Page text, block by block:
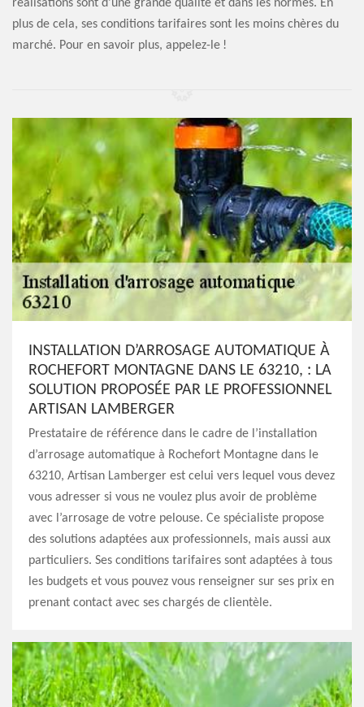
réalisations sont d’une grande qualité et dans les normes. En
plus de cela, ses conditions tarifaires sont les moins chères du
marché. Pour en savoir plus, appelez-le !
INSTALLATION D’ARROSAGE AUTOMATIQUE À
ROCHEFORT MONTAGNE DANS LE 63210, : LA
SOLUTION PROPOSÉE PAR LE PROFESSIONNEL
ARTISAN LAMBERGER
Prestataire de référence dans le cadre de l’installation
d’arrosage automatique à Rochefort Montagne dans le
63210, Artisan Lamberger est celui vers lequel vous devez
vous adresser si vous ne voulez plus avoir de problème
avec l’arrosage de votre pelouse. Ce spécialiste propose
des solutions adaptées aux professionnels, mais aussi aux
particuliers. Ses conditions tarifaires sont adaptées à tous
les budgets et vous pouvez vous renseigner sur ses prix en
prenant contact avec ses chargés de clientèle.